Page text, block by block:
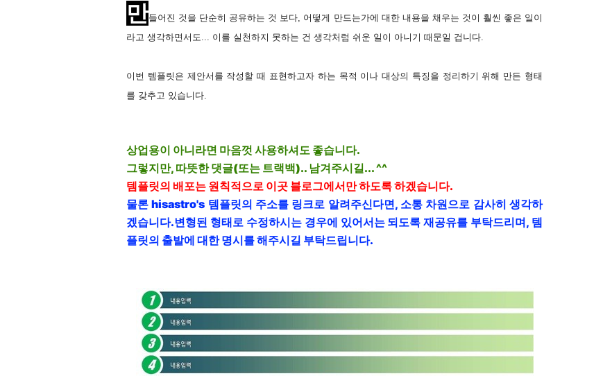
만들어진 것을 단순히 공유하는 것 보다, 어떻게 만드는가에 대한 내용을 채우는 것이 훨씬 좋은 일이
라고 생각하면서도... 이를 실천하지 못하는 건 생각처럼 쉬운 일이 아니기 때문일 겁니다.
이번 템플릿은 제안서를 작성할 때 표현하고자 하는 목적 이나 대상의 특징을 정리하기 위해 만든 형태
를 갖추고 있습니다.
상업용이 아니라면 마음껏 사용하셔도 좋습니다.
그렇지만, 따뜻한 댓글(또는 트랙백).. 남겨주시길... ^^
템플릿의 배포는 원칙적으로 이곳 블로그에서만 하도록 하겠습니다.
물론 hisastro's 템플릿의 주소를 링크로 알려주신다면, 소통 차원으로 감사히 생각하
겠습니다.변형된 형태로 수정하시는 경우에 있어서는 되도록 재공유를 부탁드리며, 템
플릿의 출발에 대한 명시를 해주시길 부탁드립니다.